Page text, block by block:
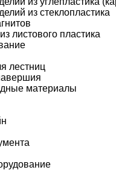
из стеклопластика
листового пластика
лестниц
материалы